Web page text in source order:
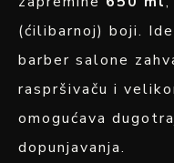
(ćilibarnoj) boji.
barber salone
raspršivaču i
omogućava
dopunjavanja.